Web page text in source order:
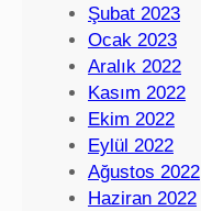
Şubat 2023
Ocak 2023
Aralık 2022
Kasım 2022
Ekim 2022
Eylül 2022
Ağustos 2022
Haziran 2022